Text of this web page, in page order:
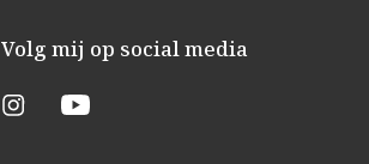
Volg mij op social media